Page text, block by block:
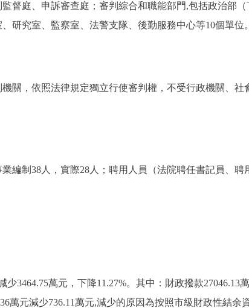
督庭、申訴審查庭；審判綜合和職能部門,包括政治部
研究室、監察室、法警支隊、後勤服務中心等10個單位。
，依照法律規定獨立行使審判權，不受行政機關、社
制38人，實際28人；聘用人員（法院聘任書記員、聘
3464.75萬元，下降11.27%。其中：財政撥款27046.13
萬元減少736.11萬元,減少的原因為按照市級財政性結余